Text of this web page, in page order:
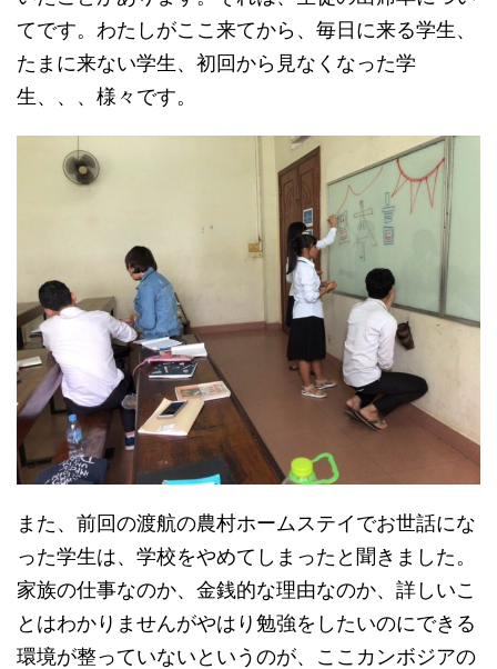
てです。わたしがここ来てから、毎日に来る学生、
たまに来ない学生、初回から見なくなった学
生、、、様々です。
また、前回の渡航の農村ホームステイでお世話にな
った学生は、学校をやめてしまったと聞きました。
家族の仕事なのか、金銭的な理由なのか、詳しいこ
とはわかりませんがやはり勉強をしたいのにできる
環境が整っていないというのが、ここカンボジアの